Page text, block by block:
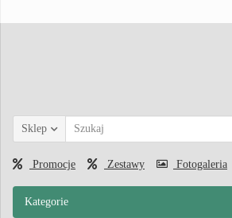
Sklep
Promocje Zestawy Fotogaleria
Kategorie